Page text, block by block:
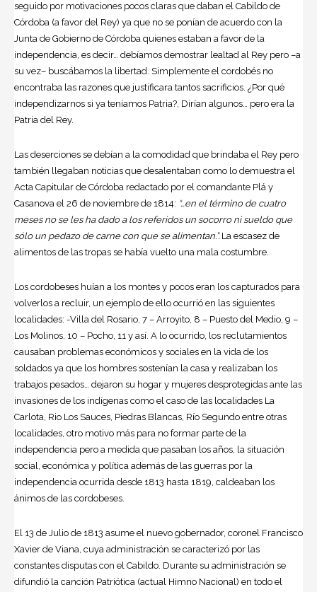
seguido por motivaciones pocos claras que daban el Cabildo de
Córdoba (a favor del Rey) ya que no se ponían de acuerdo con la
Junta de Gobierno de Córdoba quienes estaban a favor de la
independencia, es decir… debíamos demostrar lealtad al Rey pero –a
su vez– buscábamos la libertad. Simplemente el cordobés no
encontraba las razones que justificara tantos sacrificios. ¿Por qué
independizarnos si ya teníamos Patria?, Dirían algunos… pero era la
Patria del Rey.
Las deserciones se debían a la comodidad que brindaba el Rey pero
también llegaban noticias que desalentaban como lo demuestra el
Acta Capitular de Córdoba redactado por el comandante Plá y
Casanova el 26 de noviembre de 1814: “…en el término de cuatro
meses no se les ha dado a los referidos un socorro ni sueldo que
sólo un pedazo de carne con que se alimentan.”. La escasez de
alimentos de las tropas se había vuelto una mala costumbre.
Los cordobeses huían a los montes y pocos eran los capturados para
volverlos a recluir, un ejemplo de ello ocurrió en las siguientes
localidades: -Villa del Rosario, 7 – Arroyito, 8 – Puesto del Medio, 9 –
Los Molinos, 10 – Pocho, 11 y así. A lo ocurrido, los reclutamientos
causaban problemas económicos y sociales en la vida de los
soldados ya que los hombres sostenían la casa y realizaban los
trabajos pesados… dejaron su hogar y mujeres desprotegidas ante las
invasiones de los indígenas como el caso de las localidades La
Carlota, Rio Los Sauces, Piedras Blancas, Río Segundo entre otras
localidades, otro motivo más para no formar parte de la
independencia pero a medida que pasaban los años, la situación
social, económica y política además de las guerras por la
independencia ocurrida desde 1813 hasta 1819, caldeaban los
ánimos de las cordobeses.
El 13 de Julio de 1813 asume el nuevo gobernador, coronel Francisco
Xavier de Viana, cuya administración se caracterizó por las
constantes disputas con el Cabildo. Durante su administración se
difundió la canción Patriótica (actual Himno Nacional) en todo el